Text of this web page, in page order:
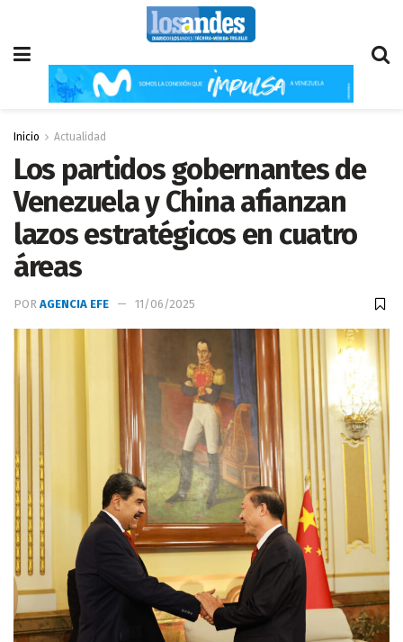
Inicio Actualidad
Los partidos gobernantes de
Venezuela y China afianzan
lazos estratégicos en cuatro
áreas
POR AGENCIA EFE 11/06/2025